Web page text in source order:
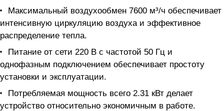
Максимальный воздухообмен 7600 м³/ч обеспечивает
интенсивную циркуляцию воздуха и эффективное
распределение тепла.
Питание от сети 220 В с частотой 50 Гц и
однофазным подключением обеспечивает простоту
установки и эксплуатации.
Потребляемая мощность всего 2.31 кВт делает
устройство относительно экономичным в работе.